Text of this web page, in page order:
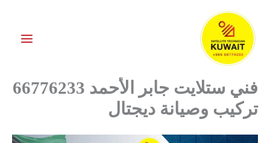
المحتوى
فني ستلايت جابر الأحمد 66776233
تركيب وصيانة ديجتال